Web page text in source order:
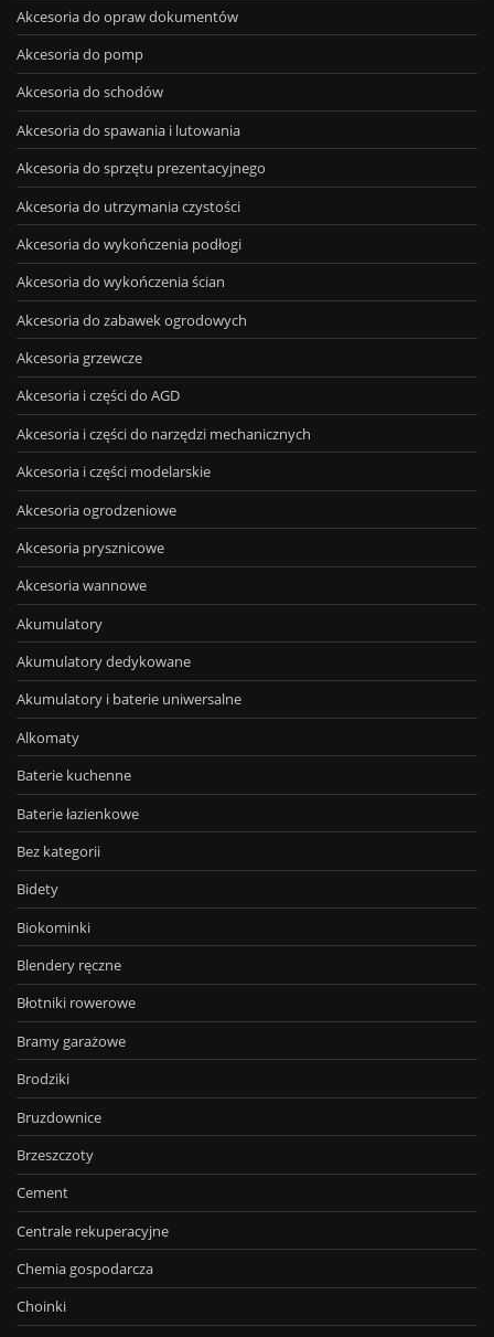
Akcesoria do opraw dokumentów
Akcesoria do pomp
Akcesoria do schodów
Akcesoria do spawania i lutowania
Akcesoria do sprzętu prezentacyjnego
Akcesoria do utrzymania czystości
Akcesoria do wykończenia podłogi
Akcesoria do wykończenia ścian
Akcesoria do zabawek ogrodowych
Akcesoria grzewcze
Akcesoria i części do AGD
Akcesoria i części do narzędzi mechanicznych
Akcesoria i części modelarskie
Akcesoria ogrodzeniowe
Akcesoria prysznicowe
Akcesoria wannowe
Akumulatory
Akumulatory dedykowane
Akumulatory i baterie uniwersalne
Alkomaty
Baterie kuchenne
Baterie łazienkowe
Bez kategorii
Bidety
Biokominki
Blendery ręczne
Błotniki rowerowe
Bramy garażowe
Brodziki
Bruzdownice
Brzeszczoty
Cement
Centrale rekuperacyjne
Chemia gospodarcza
Choinki